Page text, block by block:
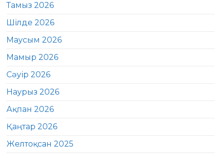
Тамыз 2026
Шілде 2026
Маусым 2026
Мамыр 2026
Сәуір 2026
Наурыз 2026
Ақпан 2026
Қаңтар 2026
Желтоқсан 2025